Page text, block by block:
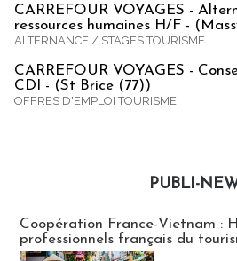
CARREFOUR VOYAGES -
ressources humaines H/F -
ALTERNANCE / STAGES TOURISME
CARREFOUR VOYAGES -
CDI - (St Brice (77))
OFFRES D'EMPLOI TOURISME
PUBLI-
Coopération France-Vietnam :
professionnels français du